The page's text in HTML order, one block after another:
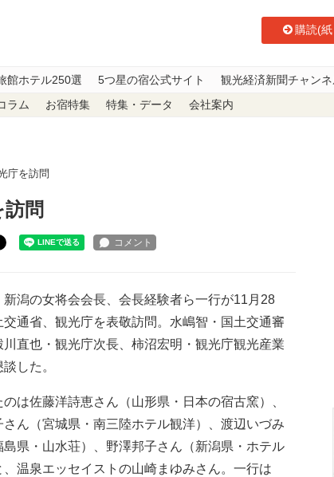
購読(
館ホテル250選 5つ星の宿公式サイト 観光経済新聞チャン
ラム お宿特集 特集・データ 会社案内
庁を訪問
問
潟の女将会会長、会長経験者ら一行が11月28
交通省、観光庁を表敬訪問。水嶋智・国土交通審
川直也・観光庁次長、柿沼宏明・観光庁観光産業
した。
は佐藤洋詩恵さん（山形県・日本の宿古窯）、
さん（宮城県・南三陸ホテル観洋）、渡辺いづみ
島県・山水荘）、野澤邦子さん（新潟県・ホテル
、温泉エッセイストの山崎まゆみさん。一行は